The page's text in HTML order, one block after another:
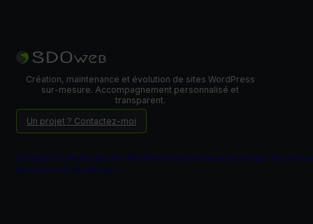
Création, maintenance et évolution de sites WordPress
sur-mesure. Accompagnement personnalisé et
transparent.
Un projet ? Contactez-moi
Création & refonte de site WordPressMaintenance technique de votre
de votre site WordPress